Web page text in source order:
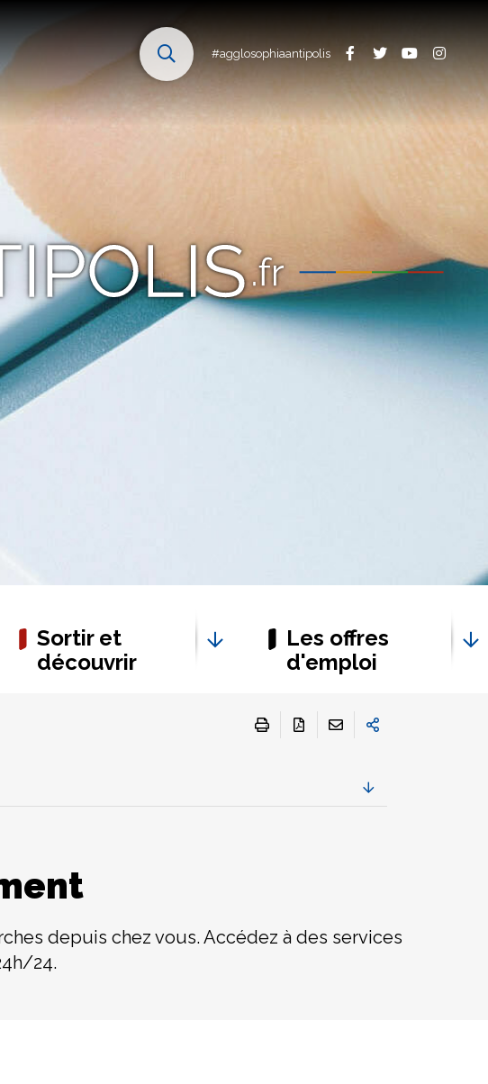
#agglosophiaantipolis
Sortir et
découvrir
Les offres
d'emploi
depuis chez vous. Accédez à des services
24.